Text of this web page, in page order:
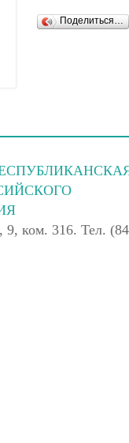
Поделиться…
ком. 316. Тел.